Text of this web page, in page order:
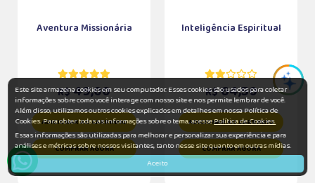
Aventura Missionária
R$49,00
ADICIONAR AO CARRINHO
COMPRAR AGORA
Inteligência Espiritual
R$64,50
ADICIONAR AO CARRINHO
COMPRAR AGORA
Este site armazena cookies em seu computador. Esses cookies são usados para coletar
informações sobre como você interage com nosso site e nos permite lembrar de você.
Além disso, utilizamos outros cookies explicados em detalhes em nossa Política de
Cookies. Para obter todas as informações sobre o tema, acessePolítica de Cookies.
Essas informações são utilizadas para melhorar e personalizar sua experiência e para
análises e métricas sobre nossos visitantes, tanto nesse site quanto em outras mídias.
Aceito